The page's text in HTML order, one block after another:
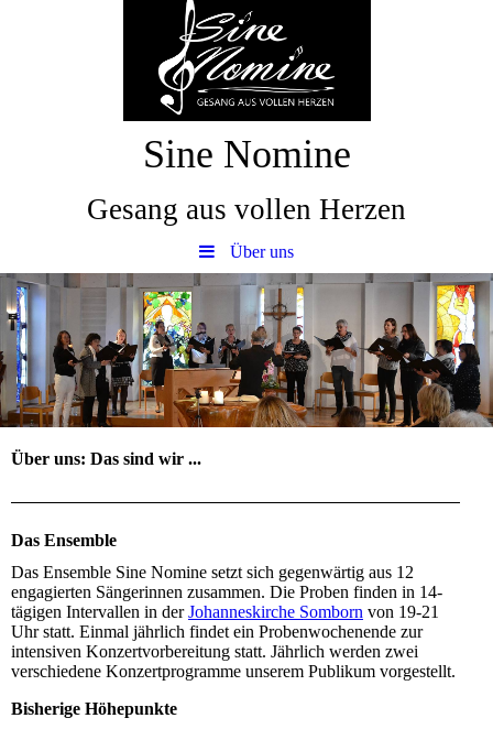
Sine Nomine
Gesang aus vollen Herzen
Über uns
Über uns: Das sind wir ...
Das Ensemble
Das Ensemble Sine Nomine setzt sich gegenwärtig aus 12
engagierten Sängerinnen zusammen. Die Proben finden in 14-
tägigen Intervallen in derJohanneskirche Somborn von 19-21
Uhr statt. Einmal jährlich findet ein Probenwochenende zur
intensiven Konzertvorbereitung statt. Jährlich werden zwei
verschiedene Konzertprogramme unserem Publikum vorgestellt.
Bisherige Höhepunkte